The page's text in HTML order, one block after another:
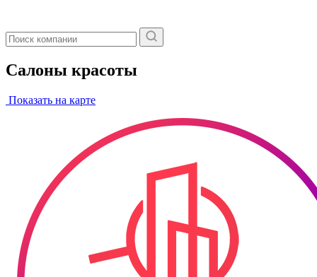
Салоны красоты
Показать на карте